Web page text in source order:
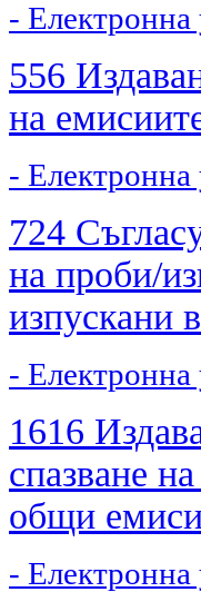
- Електронна
556
на
- Електронна
724
на проби/
изпускани
- Електронна
1616
спазване
общи
- Електронна